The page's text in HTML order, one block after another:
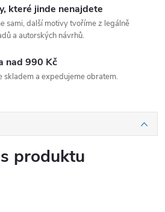
které jinde nenajdete
sami, další motivy tvoříme z legálně
a autorských návrhů.
nad 990 Kč
skladem a expedujeme obratem.
produktu